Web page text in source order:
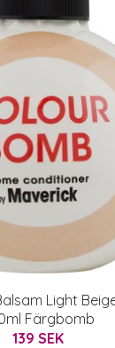
Light
Färgbomb
139 SEK